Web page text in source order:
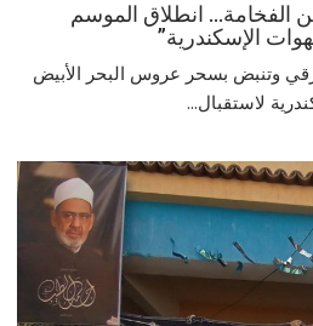
الفخامة… انطلاق الموسم
الإسكندرية”
وتنبض بسحر عروس البحر الأبيض
لاستقبال...